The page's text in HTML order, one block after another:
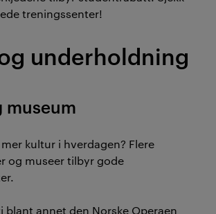
treningssenter!
underholdning
museum
kultur i hverdagen? Flere
og museer tilbyr gode
blant annet den Norske Operaen